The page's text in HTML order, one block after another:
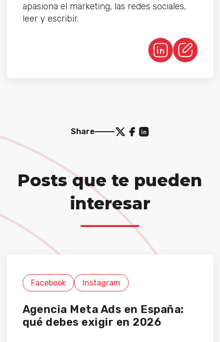
apasiona el marketing, las redes sociales,
leer y escribir.
Share
Posts que te pueden
interesar
Facebook Instagram
Agencia Meta Ads en España:
qué debes exigir en 2026